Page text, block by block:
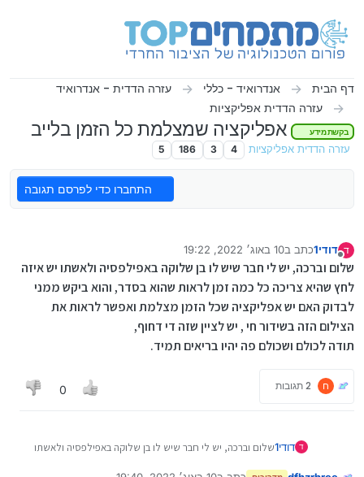
דף הבית אנדרואיד - כללי
עזרה הדדית - אנדרואיד
עזרה הדדית אפליקציות
בקשת מידע אפליקציה שמצלמת כל הזמן בלייב
עזרה הדדית אפליקציות 4
3
186
5
התחברו כדי לפרסם תגובה
ד
מנותק
דודי1 כתב ב10 באוג׳ 2022, 19:22
נערך לאחרונה על ידי
שלום וברכה, יש לי חבר שיש לו בן שלוקה באפילפסיה ולאשתו יש איזה
לחץ שהיא צריכה כל כמה זמן לראות שהוא בסדר, והוא ביקש ממני
לבדוק האם יש אפליקציה שכל הזמן מצלמת ואפשר לראות את
הצילום הזה בשידור חי , יש לציין שזה די דחוף,
תודה לכולם ושכולם פה יהיו בריאים תמיד.
ח 2 תגובות 0
ד דודי1 שלום וברכה, יש לי חבר שיש לו בן שלוקה באפילפסיה ולאשתו